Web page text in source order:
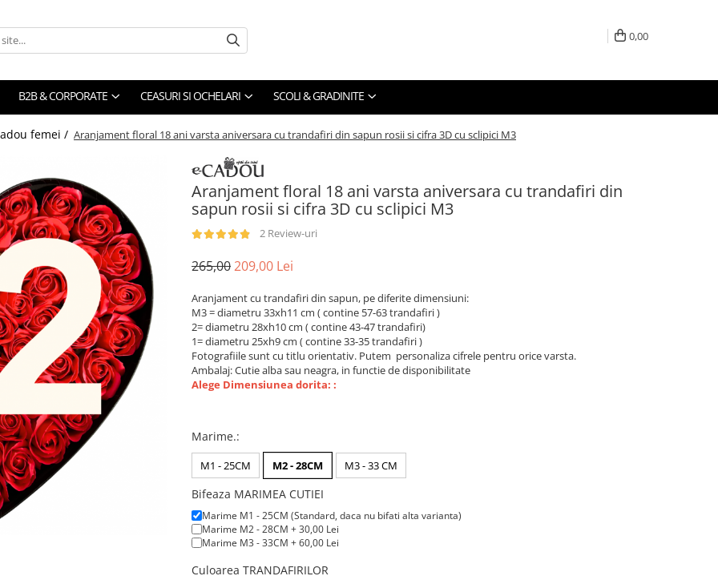
0,00
B2B & CORPORATE CEASURI SI OCHELARI SCOLI & GRADINITE
femei / Aranjament floral 18 ani varsta aniversara cu trandafiri din sapun rosii si cifra 3D cu sclipici M3
Aranjament floral 18 ani varsta aniversara cu trandafiri din
sapun rosii si cifra 3D cu sclipici M3
2 Review-uri
265,00209,00 Lei
Aranjament cu trandafiri din sapun, pe diferite dimensiuni:
M3 = diametru 33xh11 cm ( contine 57-63 trandafiri )
2= diametru 28xh10 cm ( contine 43-47 trandafiri)
1= diametru 25xh9 cm ( contine 33-35 trandafiri )
Fotografiile sunt cu titlu orientativ. Putem personaliza cifrele pentru orice varsta.
Ambalaj: Cutie alba sau neagra, in functie de disponibilitate
Alege Dimensiunea dorita: :
Marime.:
M1 - 25CM M2 - 28CM M3 - 33 CM
Bifeaza MARIMEA CUTIEI
Marime M1 - 25CM (Standard, daca nu bifati alta varianta)
Marime M2 - 28CM + 30,00 Lei
Marime M3 - 33CM + 60,00 Lei
Culoarea TRANDAFIRILOR